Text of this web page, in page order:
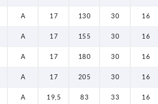
A 17 130 30 16
A 17 155 30 16
A 17 180 30 16
A 17 205 30 16
A 19,5 83 33 16